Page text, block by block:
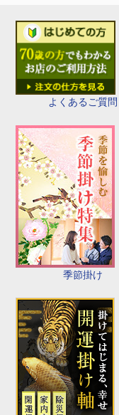
よくあるご質問
季節掛け